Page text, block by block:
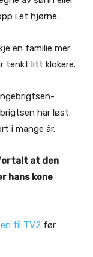
i et hjørne.
en familie mer
tenkt litt klokere.
har løst
i mange år.
at den
hans kone
til TV2 før